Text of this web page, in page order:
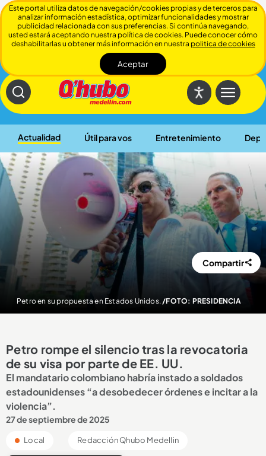
Actualidad Útil para vos Entretenimiento
Cerrar
Petro en su propuesta en Estados Unidos. /FOTO: PRESIDENCIA
Compartir
Petro rompe el silencio tras la revocatoria
de su visa por parte de EE. UU.
El mandatario colombiano habría instado a soldados
estadounidenses “a desobedecer órdenes e incitar a la
violencia”.
27 de septiembre de 2025
Local Redacción Qhubo Medellin
Este portal utiliza datos de navegación/cookies propias y de terceros para
analizar información estadística, optimizar funcionalidades y mostrar
publicidad relacionada con sus preferencias. Si continúa navegando,
usted estará aceptando nuestra política de cookies. Puede conocer cómo
deshabilitarlas u obtener más información en nuestra politica de cookies
Aceptar